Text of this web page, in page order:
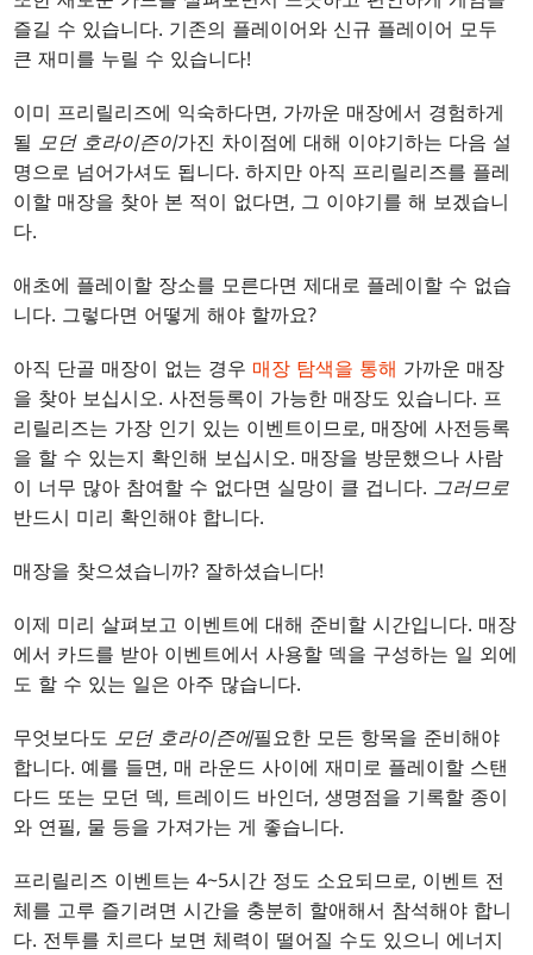
즐길 수 있습니다. 기존의 플레이어와 신규 플레이어 모두
큰 재미를 누릴 수 있습니다!
이미 프리릴리즈에 익숙하다면, 가까운 매장에서 경험하게
될 모던 호라이즌이가진 차이점에 대해 이야기하는 다음 설
명으로 넘어가셔도 됩니다. 하지만 아직 프리릴리즈를 플레
이할 매장을 찾아 본 적이 없다면, 그 이야기를 해 보겠습니
다.
애초에 플레이할 장소를 모른다면 제대로 플레이할 수 없습
니다. 그렇다면 어떻게 해야 할까요?
아직 단골 매장이 없는 경우 매장 탐색을 통해 가까운 매장
을 찾아 보십시오. 사전등록이 가능한 매장도 있습니다. 프
리릴리즈는 가장 인기 있는 이벤트이므로, 매장에 사전등록
을 할 수 있는지 확인해 보십시오. 매장을 방문했으나 사람
이 너무 많아 참여할 수 없다면 실망이 클 겁니다. 그러므로
반드시 미리 확인해야 합니다.
매장을 찾으셨습니까? 잘하셨습니다!
이제 미리 살펴보고 이벤트에 대해 준비할 시간입니다. 매장
에서 카드를 받아 이벤트에서 사용할 덱을 구성하는 일 외에
도 할 수 있는 일은 아주 많습니다.
무엇보다도 모던 호라이즌에필요한 모든 항목을 준비해야
합니다. 예를 들면, 매 라운드 사이에 재미로 플레이할 스탠
다드 또는 모던 덱, 트레이드 바인더, 생명점을 기록할 종이
와 연필, 물 등을 가져가는 게 좋습니다.
프리릴리즈 이벤트는 4~5시간 정도 소요되므로, 이벤트 전
체를 고루 즐기려면 시간을 충분히 할애해서 참석해야 합니
다. 전투를 치르다 보면 체력이 떨어질 수도 있으니 에너지